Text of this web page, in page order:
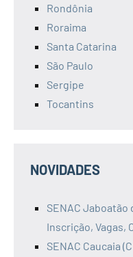
Rondônia
Roraima
Santa Catarina
São Paulo
Sergipe
Tocantins
NOVIDADES
SENAC Jaboatão
Inscrição, Vagas,
SENAC Caucaia